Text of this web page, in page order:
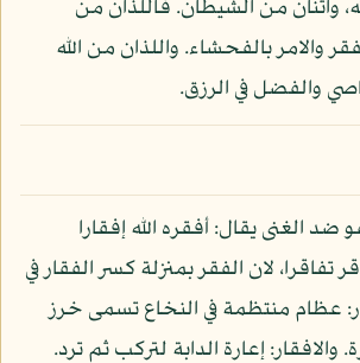
واثنان من الشيطان. فاللذان من
والامر بالفحشاء. واللذان من الله
والفضل في الرزق.
الغنى يقال: أفقره الله إفقارا
تفاقرا، لان الفقر بمنزلة كسر الفقار في
عظام منتظمة في النخاع تسمى خرز
إعارة الدابة لتركب ثم ترد.